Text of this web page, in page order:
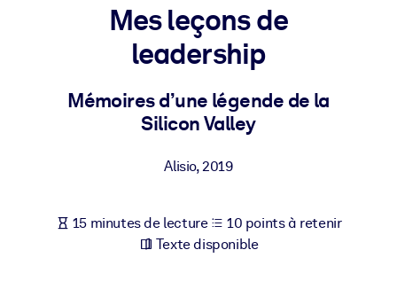
Intégrez des connaissances vérifiées et concises dans votre
LMS/LXP pour de meilleurs résultats d'apprentissage.
Pour bibliothèques d'entreprise
Pour les systèmes d’IA
Mes leçons de
leadership
Mémoires d’une légende de la
Silicon Valley
Alisio,2019
15 minutes de lecture
10 points à retenir
Texte disponible